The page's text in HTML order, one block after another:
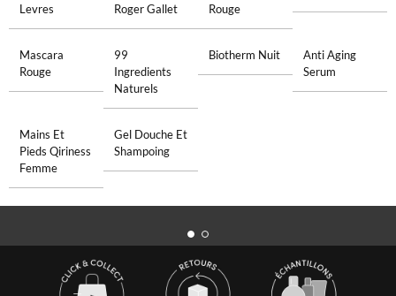
Levres
Roger Gallet
Rouge
Mascara
Rouge
99
Ingredients
Naturels
Biotherm Nuit
Anti Aging
Serum
Mains Et
Pieds Qiriness
Femme
Gel Douche Et
Shampoing